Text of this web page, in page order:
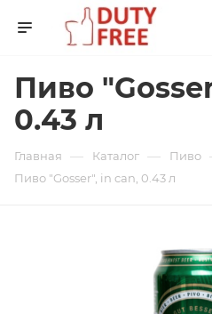
Пиво
0.43 л
Главная — Каталог — Пиво
Пиво "Gosser", in can, 0.43 л